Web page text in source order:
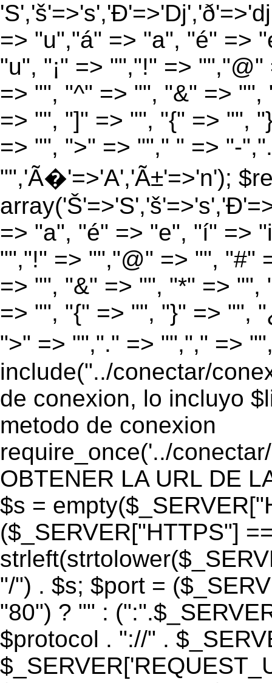
=> "u","á" => "a", "é" =>
"u", "¡" => "","!" =>
=> "", "^" => "", "&" =>
=> "", "]" => "", "{" => "",
=> "", ">" => ""," " => "-
"",'Ã�'=>'A','Ã±'=>'n');
=> "a", "é" => "e", "í" =>
"","!" => "","@" => "", "#"
=> "", "&" => "", "*" =>
=> "", "{" => "", "}" => "",
">" => "","." => "","," =>
include("../conectar/
de conexion, lo incluyo
metodo de conexion
require_once('../
OBTENER LA URL DE
$s =
($_SERVER["HTTPS"]
"/") . $s; $port =
"80") ? "" :
$protocol . "://" .